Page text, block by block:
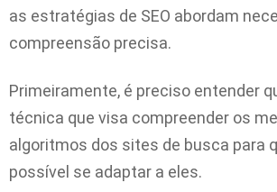
as estratégias de SEO abordam
compreensão precisa.
Primeiramente, é preciso entender
técnica que visa compreender os
algoritmos dos sites de busca para
possível se adaptar a eles.